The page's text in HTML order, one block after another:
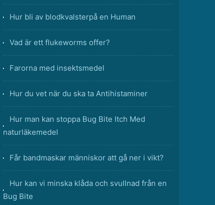
Hur bli av blodkvalsterpå en Human
Vad är ett flukeworms offer?
Farorna med insektsmedel
Hur du vet när du ska ta Antihistaminer
Hur man kan stoppa Bug Bite Itch Med
naturläkemedel
Får bandmaskar människor att gå ner i vikt?
Hur kan vi minska klåda och svullnad från en
Bug Bite